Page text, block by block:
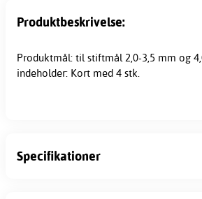
Produktbeskrivelse:
Produktmål: til stiftmål 2,0-3,5 mm og
indeholder: Kort med 4 stk.
Specifikationer